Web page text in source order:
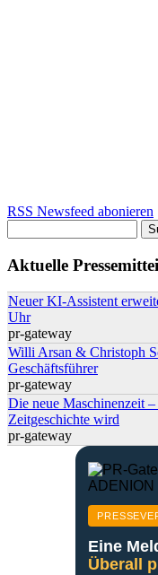
RSS Newsfeed abonieren
Aktuelle
Neuer KI-Assistent
Uhr
pr-gateway
Willi Arsan & Christoph
Geschäftsführer
pr-gateway
Die neue Maschinenzeit
Zeitgeschichte wird
pr-gateway
Eine
Überall